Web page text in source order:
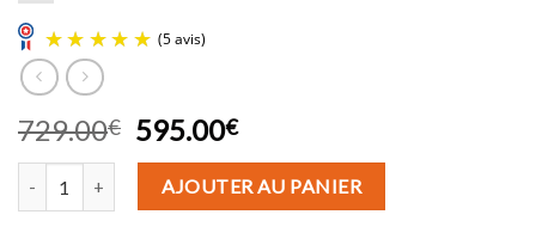
(5 avis)
729.00€
Le
prix
initial
était :
595.00€Le
prix
actuel
est :
AJOUTER AU PANIER